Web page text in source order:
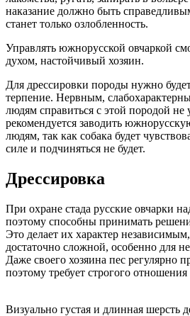
наказание должно быть
станет только озлобленность.
Управлять южнорусской овчаркой
духом, настойчивый хозяин.
Для дрессировки породы нужно
терпение. Нервным,
людям справиться с этой породой не
рекомендуется заводить
людям, так как собака будет
силе и подчиняться не будет.
Дрессировка
При охране стада русские овчарки
поэтому способны принимать
Это делает их характер
достаточно сложной, особенно для
Даже своего хозяина пес регулярно
поэтому требует строгого отношения
Визуально густая и длинная шерсть